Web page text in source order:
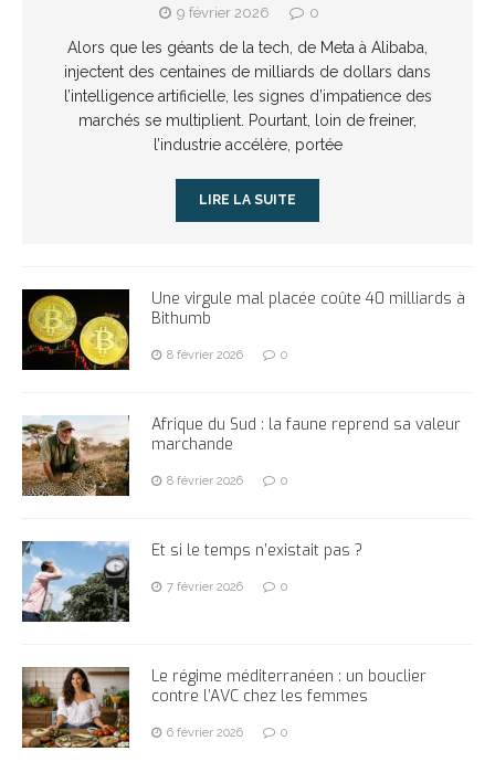
9 février 2026 0
Alors que les géants de la tech, de Meta à Alibaba,
injectent des centaines de milliards de dollars dans
l’intelligence artificielle, les signes d’impatience des
marchés se multiplient. Pourtant, loin de freiner,
l’industrie accélère, portée
LIRE LA SUITE
Une virgule mal placée coûte 40 milliards à
Bithumb
8 février 2026 0
Afrique du Sud : la faune reprend sa valeur
marchande
8 février 2026 0
Et si le temps n’existait pas ?
7 février 2026 0
Le régime méditerranéen : un bouclier
contre l’AVC chez les femmes
6 février 2026 0